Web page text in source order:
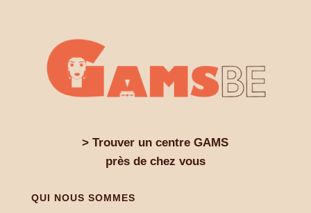
> Trouver un centre GAMS
près de chez vous
QUI NOUS SOMMES